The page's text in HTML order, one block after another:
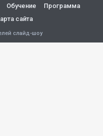
Обучение
Программа
сайта
слайд-шоу